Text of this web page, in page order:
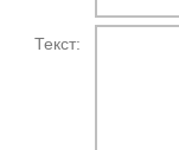
Текст: